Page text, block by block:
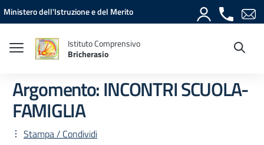
Vai ai contenuti
Vai al menu di navigazione
Vai al footer
Ministero dell'Istruzione e del Merito
Istituto Comprensivo
Bricherasio
Argomento: INCONTRI SCUOLA-
FAMIGLIA
Stampa / Condividi